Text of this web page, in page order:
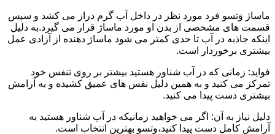
ماساژ وَتسو فرد مورد نظر در داخل آب گرم دراز می کشد و سپس
قسمت های مشخصی از بدن او مورد ماساژ قرار می گیرد.به دلیل
اینکه جاذبه در آب تا حدی کمتر می شود ماساژ دهنده از آزادی عمل
بیشتری برخوردار است.
فواید: زمانی که در آب شناور هستید بیشتر بر روی تنفس خود
تمرکز می کنید و به همین دلیل نفس های عمیق کشیده و به آرامش
بیشتری دست پیدا می کنید.
دلیل نیاز به آن: اگر می خواهید زمانیکه در آب شناور هستید به
آرامش کامل دست پیدا کنید،وتسو بهترین انتخاب است.